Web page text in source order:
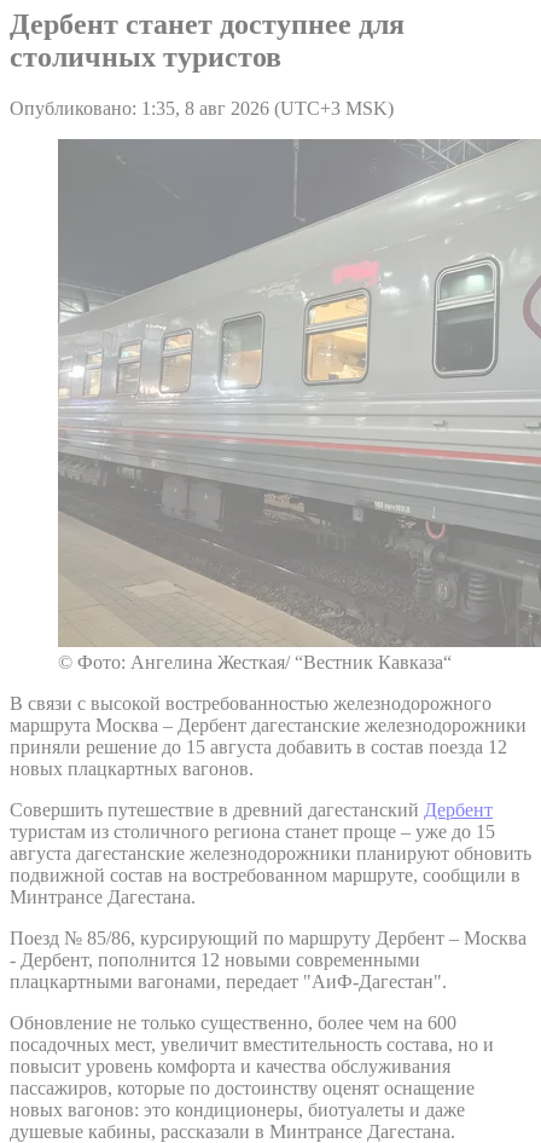
Дербент станет доступнее для
столичных туристов
Опубликовано: 1:35, 8 авг 2026 (UTC+3 MSK)
© Фото: Ангелина Жесткая/ “Вестник Кавказа“
В связи с высокой востребованностью железнодорожного
маршрута Москва – Дербент дагестанские железнодорожники
приняли решение до 15 августа добавить в состав поезда 12
новых плацкартных вагонов.
Совершить путешествие в древний дагестанский Дербент
туристам из столичного региона станет проще – уже до 15
августа дагестанские железнодорожники планируют обновить
подвижной состав на востребованном маршруте, сообщили в
Минтрансе Дагестана.
Поезд № 85/86, курсирующий по маршруту Дербент – Москва
- Дербент, пополнится 12 новыми современными
плацкартными вагонами, передает "АиФ-Дагестан".
Обновление не только существенно, более чем на 600
посадочных мест, увеличит вместительность состава, но и
повысит уровень комфорта и качества обслуживания
пассажиров, которые по достоинству оценят оснащение
новых вагонов: это кондиционеры, биотуалеты и даже
душевые кабины, рассказали в Минтрансе Дагестана.